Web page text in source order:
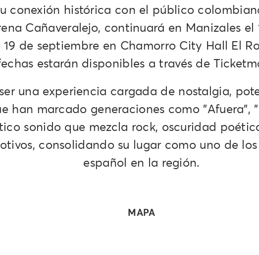
conexión histórica con el público
Cañaveralejo, continuará en Manizales
de septiembre en Chamorro City Hall El
estarán disponibles a través de
una experiencia cargada de nostalgia,
han marcado generaciones como "Afuera",
sonido que mezcla rock, oscuridad
consolidando su lugar como uno de
español en la región.
MAPA